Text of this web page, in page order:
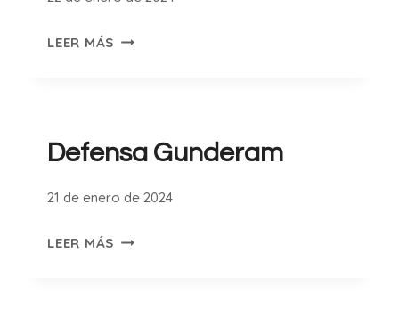
LEER MÁS GAMBITO
Defensa Gunderam
21 de enero de 2024
LEER MÁS DEFENSA